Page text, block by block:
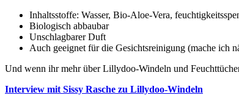
Inhaltsstoffe: Wasser, Bio-Aloe-Vera,
Biologisch abbaubar
Unschlagbarer Duft
Auch geeignet für die Gesichtsreinigung (mache ich
Und wenn ihr mehr über Lillydoo-Windeln und
Interview mit Sissy Rasche zu Lillydoo-Windeln